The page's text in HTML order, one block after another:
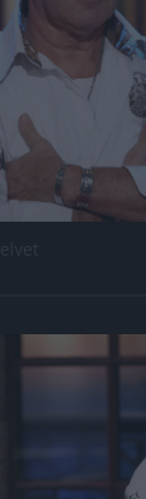
Jön még kép!